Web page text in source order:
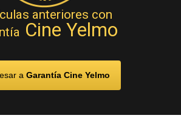
anteriores con
Cine Yelmo
a Garantía Cine Yelmo